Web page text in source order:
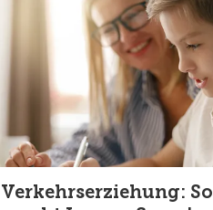
Verkehrserziehung: So